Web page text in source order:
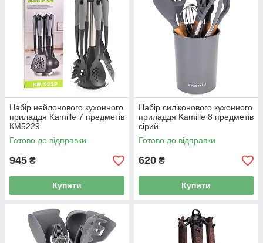
Набір нейлонового кухонного
приладдя Kamille 7 предметів
КМ5229
Готово до відправки
945 ₴
Купити
Набір силіконового кухонного
приладдя Kamille 8 предметів
cірий
Готово до відправки
620 ₴
Купити